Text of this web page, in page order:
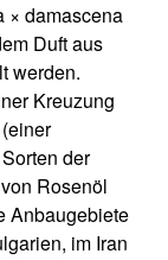
× damascena
Duft aus
werden.
Kreuzung
der
Rosenöl
Anbaugebiete
im Iran